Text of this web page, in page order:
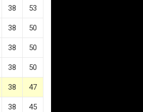
38 53
38 50
38 50
38 50
38 47
38 45